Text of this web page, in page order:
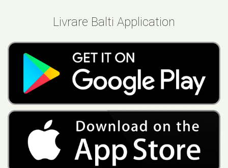
Livrare Balti Application